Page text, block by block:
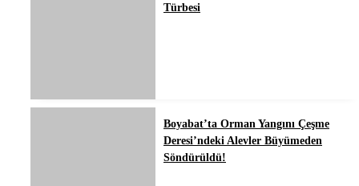
Türbesi
Boyabat’ta Orman Yangını Çeşme
Deresi’ndeki Alevler Büyümeden
Söndürüldü!